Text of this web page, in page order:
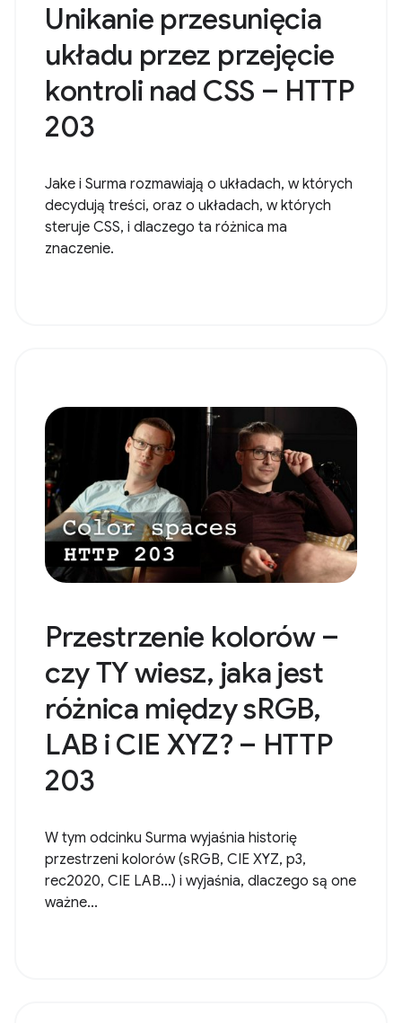
Unikanie przesunięcia
układu przez przejęcie
kontroli nad CSS – HTTP
203
Jake i Surma rozmawiają o układach, w których
decydują treści, oraz o układach, w których
steruje CSS, i dlaczego ta różnica ma
znaczenie.
Przestrzenie kolorów –
czy TY wiesz, jaka jest
różnica między sRGB,
LAB i CIE XYZ? – HTTP
203
W tym odcinku Surma wyjaśnia historię
przestrzeni kolorów (sRGB, CIE XYZ, p3,
rec2020, CIE LAB...) i wyjaśnia, dlaczego są one
ważne...